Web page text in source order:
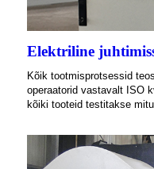
Elektriline
Kõik tootmisprotsessid
operaatorid vastavalt ISO
kõiki tooteid testitakse mitu